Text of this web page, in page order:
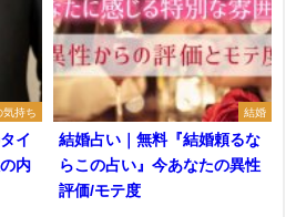
気持ち
イ
内
結婚
結婚占い｜無料『結婚頼るな
らこの占い』今あなたの異性
評価/モテ度